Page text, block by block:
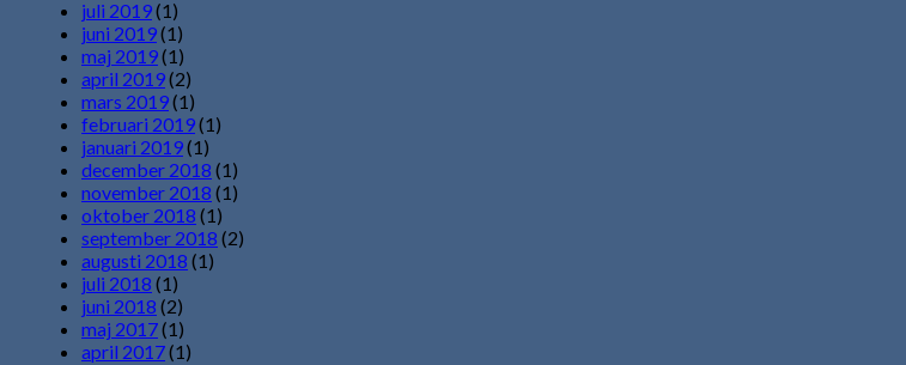
juli 2019(1)
juni 2019(1)
maj 2019(1)
april 2019(2)
mars 2019(1)
februari 2019(1)
januari 2019(1)
december 2018 (1)
november 2018 (1)
oktober 2018 (1)
september 2018 (2)
augusti 2018 (1)
juli 2018 (1)
juni 2018 (2)
maj 2017(1)
april 2017(1)